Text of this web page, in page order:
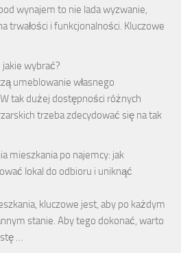
wynajem to nie lada wyzwanie,
trwałości i funkcjonalności. Kluczowe
jakie wybrać?
umeblowanie własnego
tak dużej dostępności różnych
trzeba zdecydować się na tak
mieszkania po najemcy: jak
lokal do odbioru i uniknąć
kluczowe jest, aby po każdym
stanie. Aby tego dokonać, warto
…